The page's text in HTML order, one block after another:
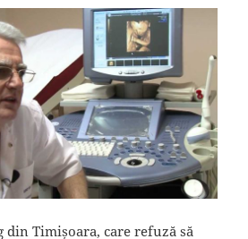
din Timișoara, care refuză să